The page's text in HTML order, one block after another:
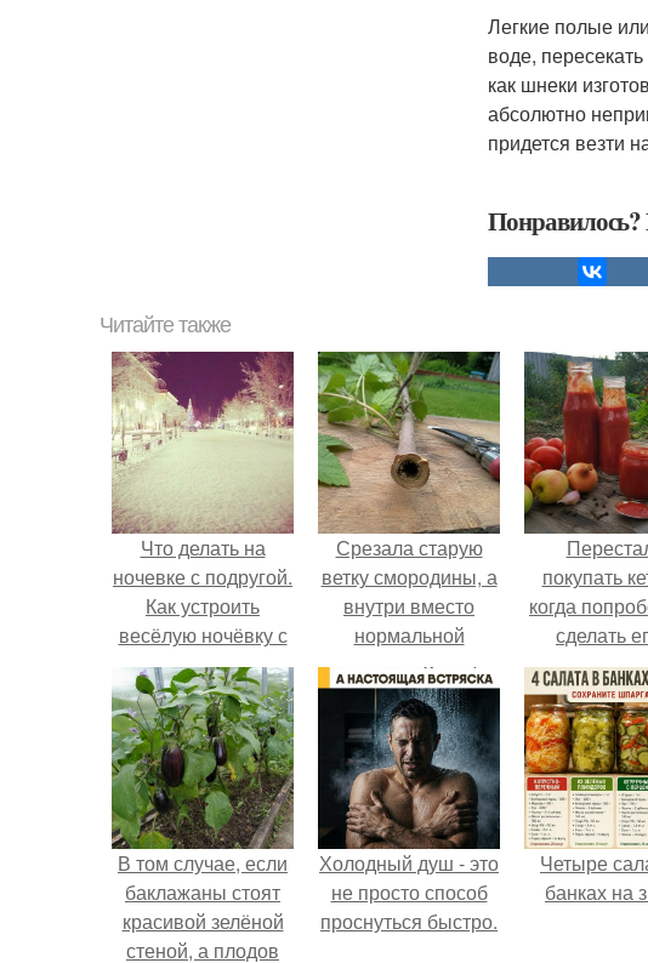
Легкие полые
воде,
как шнеки
абсолютно
придется везти
Понравилось?
Читайте также
Что делать на
ночевке с подругой.
Как устроить
весёлую ночёвку с
подружками
Срезала старую
ветку смородины, а
внутри вместо
нормальной
светлой
сердцевины
оказалась чёрная
пустота.
покупать
когда
сделать
В том случае, если
баклажаны стоят
красивой зелёной
стеной, а плодов
Холодный душ - это
не просто способ
проснуться быстро.
Четыре
банках на